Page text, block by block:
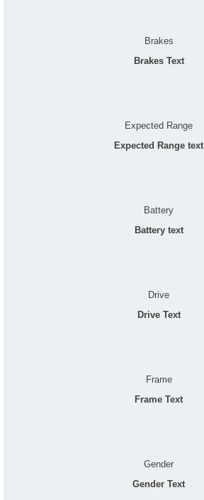
Brakes
Brakes Text
Expected Range
Expected Range text
Battery
Battery text
Drive
Drive Text
Frame
Frame Text
Gender
Gender Text